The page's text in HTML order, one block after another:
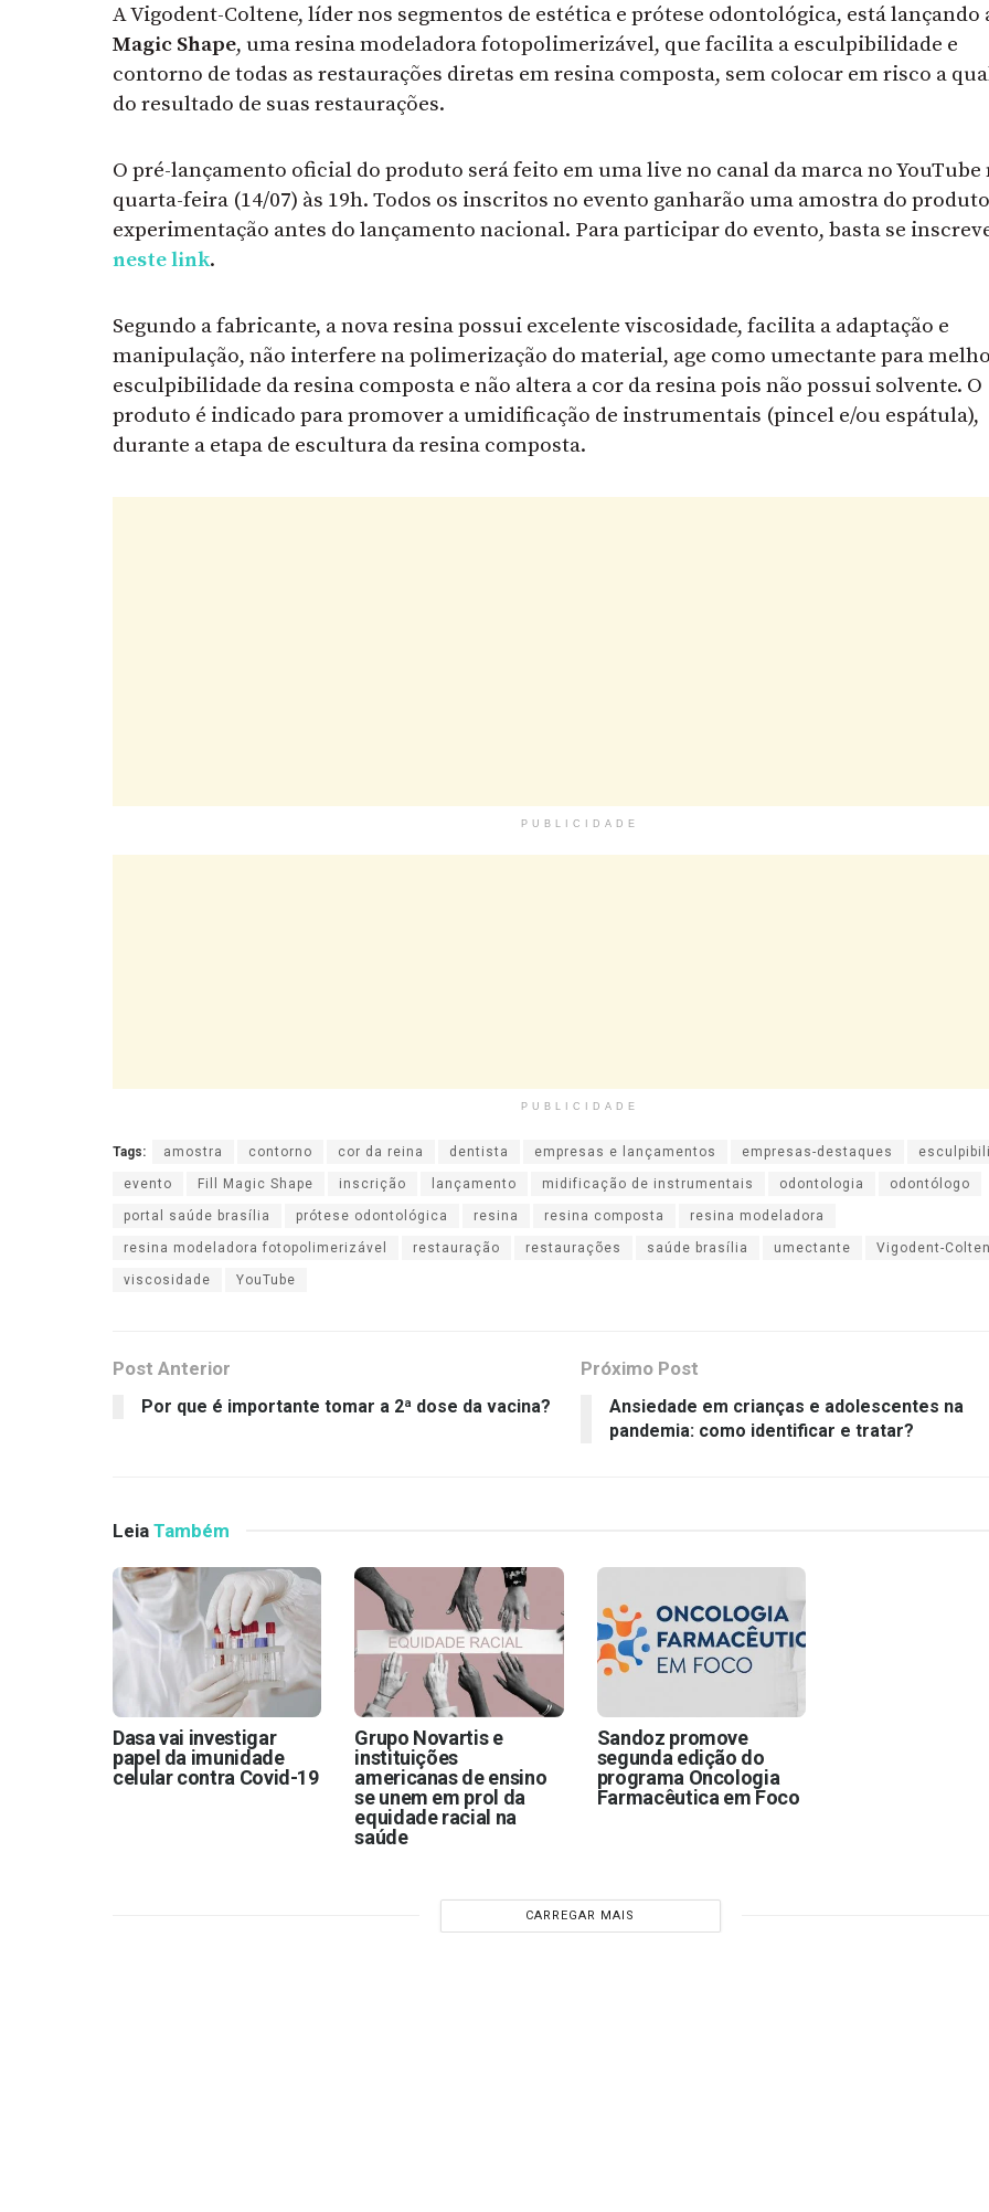
A Vigodent-Coltene, líder nos segmentos de estética e prótese odontológica, está lançando
Magic Shape, uma resina modeladora fotopolimerizável, que facilita a esculpibilidade e
contorno de todas as restaurações diretas em resina composta, sem colocar em risco a
do resultado de suas restaurações.
O pré-lançamento oficial do produto será feito em uma live no canal da marca no YouTube
quarta-feira (14/07) às 19h. Todos os inscritos no evento ganharão uma amostra do
experimentação antes do lançamento nacional. Para participar do evento, basta se
neste link.
Segundo a fabricante, a nova resina possui excelente viscosidade, facilita a adaptação e
manipulação, não interfere na polimerização do material, age como umectante para
esculpibilidade da resina composta e não altera a cor da resina pois não possui solvente. O
produto é indicado para promover a umidificação de instrumentais (pincel e/ou espátula),
durante a etapa de escultura da resina composta.
PUBLICIDADE
PUBLICIDADE
Tags: amostra contorno cor da reina dentista empresas e lançamentos empresas-destaques
evento Fill Magic Shape inscrição lançamento midificação de instrumentais odontologia odontólogo
portal saúde brasília prótese odontológica resina resina composta resina modeladora
resina modeladora fotopolimerizável restauração restaurações saúde brasília umectante Vigodent-
viscosidade YouTube
Post Anterior
Por que é importante tomar a 2ª dose da vacina?
Próximo Post
Ansiedade em crianças e adolescentes na
pandemia: como identificar e tratar?
Leia Também
Dasa vai investigar
papel da imunidade
celular contra Covid-19
Grupo Novartis e
instituições
americanas de ensino
se unem em prol da
equidade racial na
saúde
Sandoz promove
segunda edição do
programa Oncologia
Farmacêutica em Foco
CARREGAR MAIS